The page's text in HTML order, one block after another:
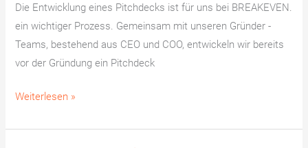
Die Entwicklung eines Pitchdecks ist für uns bei BREAKEVEN.
ein wichtiger Prozess. Gemeinsam mit unseren Gründer -
Teams, bestehend aus CEO und COO, entwickeln wir bereits
vor der Gründung ein Pitchdeck
Weiterlesen »